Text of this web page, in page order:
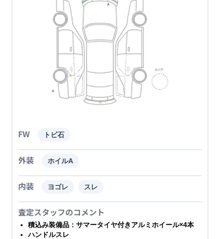
FW トビ石
外装 ホイルA
内装 ヨゴレ スレ
査定スタッフのコメント
積込み装備品：サマータイヤ付きアルミホイール×4本
ハンドルスレ